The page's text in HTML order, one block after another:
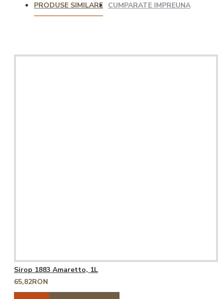
PRODUSE SIMILARE CUMPARATE IMPREUNA
Sirop 1883 Amaretto, 1L
65,82RON